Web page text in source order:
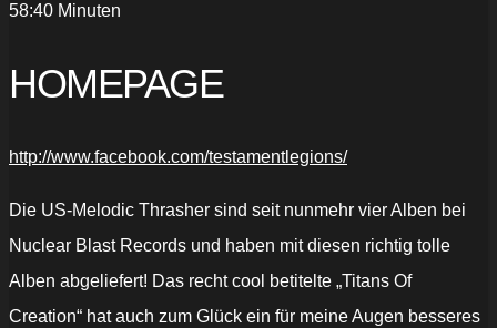
58:40 Minuten
HOMEPAGE
http://www.facebook.com/testamentlegions/
Die US-Melodic Thrasher sind seit nunmehr vier Alben bei
Nuclear Blast Records und haben mit diesen richtig tolle
Alben abgeliefert! Das recht cool betitelte „Titans Of
Creation“ hat auch zum Glück ein für meine Augen besseres